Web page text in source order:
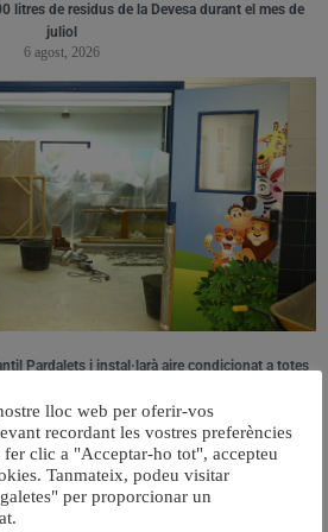
litres de residus de la Devesa durant el mes de
juliol
6 agost, 2026
Pardalets i instal·larà aire condicionat a totes
5 agost, 2026
lloc web per oferir-vos
recordant les vostres preferències
clic a "Acceptar-ho tot", accepteu
Tanmateix, podeu visitar
per proporcionar un